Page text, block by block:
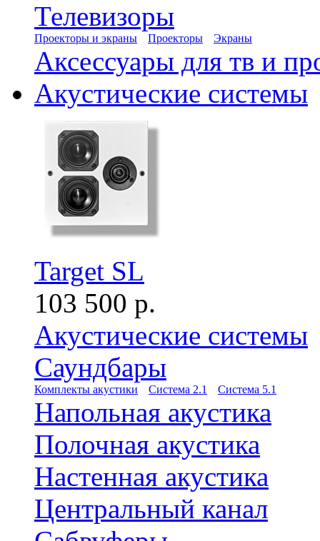
Телевизоры
Проекторы и экраны Проекторы Экраны
Аксессуары для тв и
Акустические системы
Target SL
103 500 р.
Акустические системы
Саундбары
Комплекты акустики Система 2.1 Система 5.1
Напольная акустика
Полочная акустика
Настенная акустика
Центральный канал